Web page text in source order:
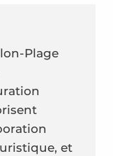
Plage
et